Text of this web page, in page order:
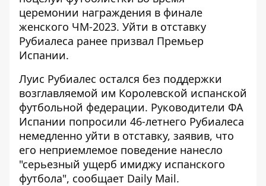
церемонии награждения в финале
женского ЧМ-2023. Уйти в отставку
Рубиалеса ранее призвал Премьер
Испании.
Луис Рубиалес остался без поддержки
возглавляемой им Королевской испанской
футбольной федерации. Руководители ФА
Испании попросили 46-летнего Рубиалеса
немедленно уйти в отставку, заявив, что
его неприемлемое поведение нанесло
"серьезный ущерб имиджу испанского
футбола", сообщает Daily Mail.